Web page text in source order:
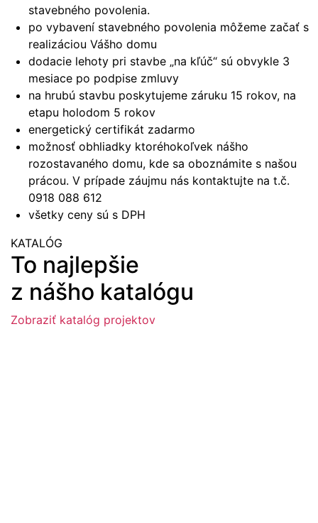
stavebného povolenia.
po vybavení stavebného povolenia môžeme začať s
realizáciou Vášho domu
dodacie lehoty pri stavbe „na kľúč“ sú obvykle 3
mesiace po podpise zmluvy
na hrubú stavbu poskytujeme záruku 15 rokov, na
etapu holodom 5 rokov
energetický certifikát zadarmo
možnosť obhliadky ktoréhokoľvek nášho
rozostavaného domu, kde sa oboznámite s našou
prácou. V prípade záujmu nás kontaktujte na t.č.
0918 088 612
všetky ceny sú s DPH
KATALÓG
To najlepšie
z nášho katalógu
Zobraziť katalóg projektov